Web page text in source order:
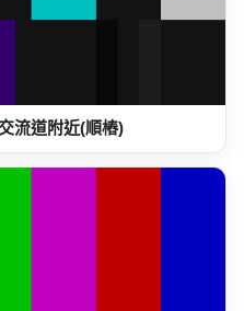
流道附近(順樁)